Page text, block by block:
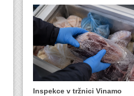
Inspekce v tržnici Vinamo